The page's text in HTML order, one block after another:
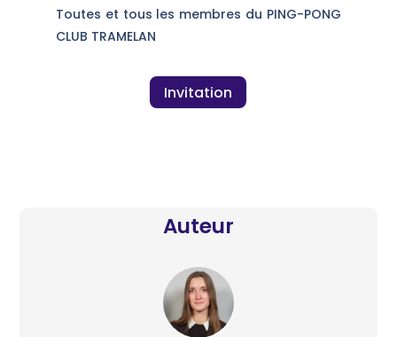
Toutes et tous les membres du PING-PONG
CLUB TRAMELAN
Invitation
Auteur